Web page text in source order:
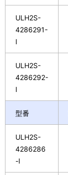
ULH2S-
4286291-
I
ULH2S-
4286292-
I
型番
ULH2S-
4286286
-I